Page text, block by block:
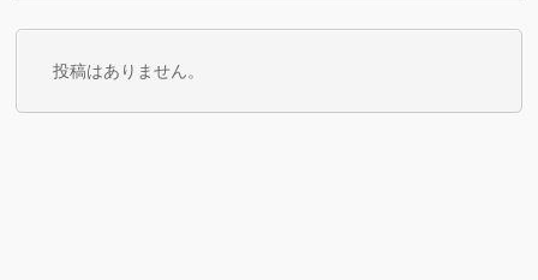
投稿はありません。